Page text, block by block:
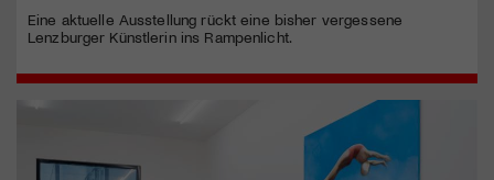
Eine aktuelle Ausstellung rückt eine bisher vergessene
Lenzburger Künstlerin ins Rampenlicht.